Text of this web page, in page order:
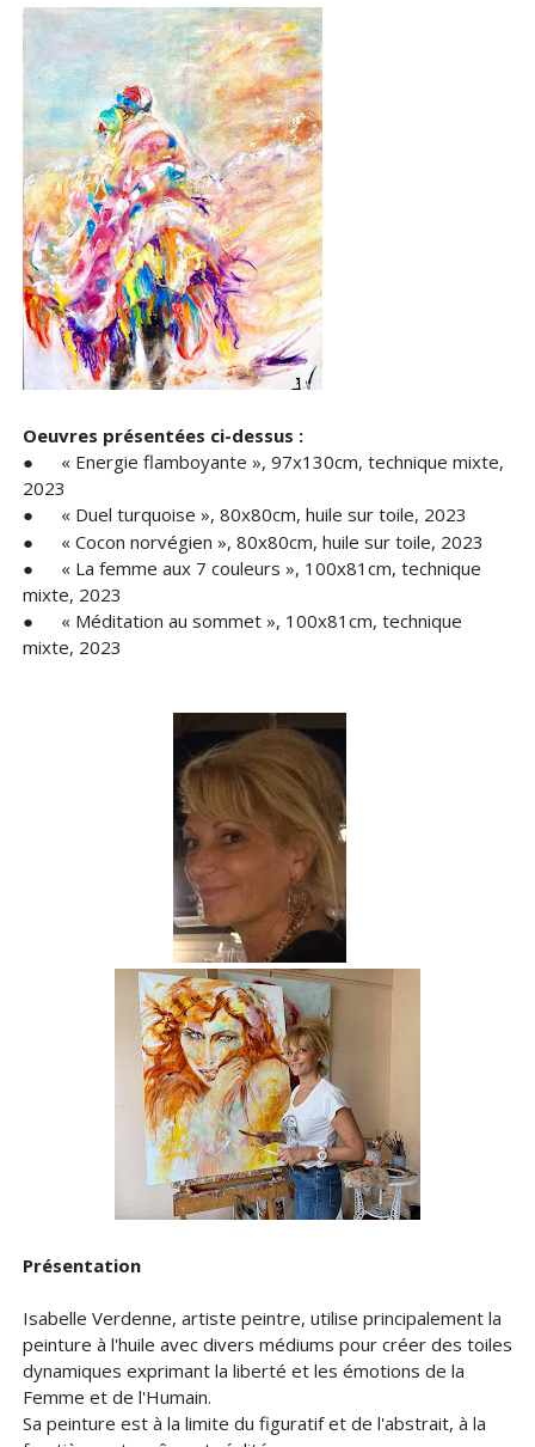
Oeuvres présentées ci-dessus :
●
« Energie flamboyante », 97x130cm, technique mixte,
2023
●
« Duel turquoise », 80x80cm, huile sur toile, 2023
●
« Cocon norvégien », 80x80cm, huile sur toile, 2023
●
« La femme aux 7 couleurs », 100x81cm, technique
mixte, 2023
●
« Méditation au sommet », 100x81cm, technique
mixte, 2023
Présentation
Isabelle Verdenne, artiste peintre, utilise principalement la
peinture à l'huile avec divers médiums pour créer des toiles
dynamiques exprimant la liberté et les émotions de la
Femme et de l'Humain.
Sa peinture est à la limite du figuratif et de l'abstrait, à la